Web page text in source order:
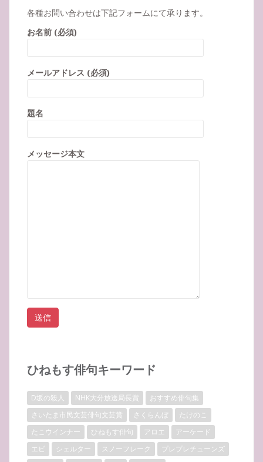
各種お問い合わせは下記フォームにて承ります。
お名前 (必須)
メールアドレス (必須)
題名
メッセージ本文
ひねもす俳句キーワード
D坂の殺人 NHK大分放送局長賞
おすすめ俳句集
さいたま市民文芸俳句文芸賞
さくらんぼ
たけのこ
たこウインナー
ひねもす俳句 アロエ
アーケード
エビ
シェルター スノーフレーク
プレプレチューンズ